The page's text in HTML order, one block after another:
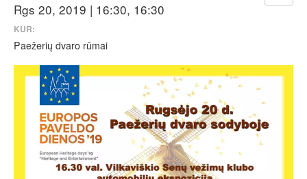
Rgs 20, 2019 | 16:30, 16:30
KUR:
Paežerių dvaro rūmai